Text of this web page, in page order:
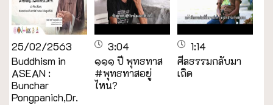
25/02/2563
Buddhism in
ASEAN :
Bunchar
Pongpanich,Dr.
3:04
๑๑๑ ปี พุทธทาส
#พุทธทาสอยู่
ไหน?
1:14
ศีลธรรมกลับมา
เถิด